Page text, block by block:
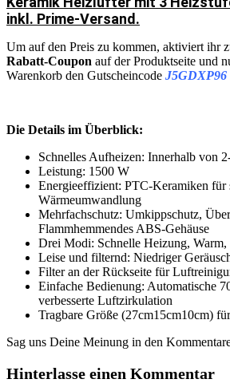
inkl. Prime-Versand.
Um auf den Preis zu kommen, aktiviert ihr
Rabatt-Coupon auf der Produktseite und
Warenkorb den Gutscheincode J5GDXP96
Die Details im Überblick:
Schnelles Aufheizen: Innerhalb von
Leistung: 1500 W
Energieeffizient: PTC-Keramiken für
Wärmeumwandlung
Mehrfachschutz: Umkippschutz,
Flammhemmendes ABS-Gehäuse
Drei Modi: Schnelle Heizung, Warm,
Leise und filternd: Niedriger
Filter an der Rückseite für
Einfache Bedienung: Automatische
verbesserte Luftzirkulation
Tragbare Größe (27cm15cm10cm)
Sag uns Deine Meinung in den
Hinterlasse einen Kommentar